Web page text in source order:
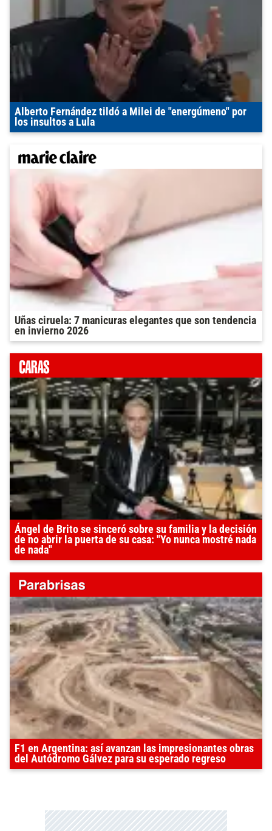
Alberto Fernández tildó a Milei de "energúmeno" por
los insultos a Lula
Uñas ciruela: 7 manicuras elegantes que son tendencia
en invierno 2026
Ángel de Brito se sinceró sobre su familia y la decisión
de no abrir la puerta de su casa: "Yo nunca mostré nada
de nada"
F1 en Argentina: así avanzan las impresionantes obras
del Autódromo Gálvez para su esperado regreso